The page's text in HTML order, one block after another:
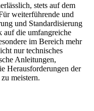
stets auf dem
weiterführende und
und Standardisierung
die umfangreiche
im Bereich mehr
nur technisches
Anleitungen,
Herausforderungen der
meistern.